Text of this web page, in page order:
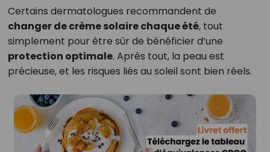
Certains dermatologues recommandent de
changer de crème solaire chaque été, tout
simplement pour être sûr de bénéficier d’une
protection optimale. Après tout, la peau est
précieuse, et les risques liés au soleil sont bien réels.